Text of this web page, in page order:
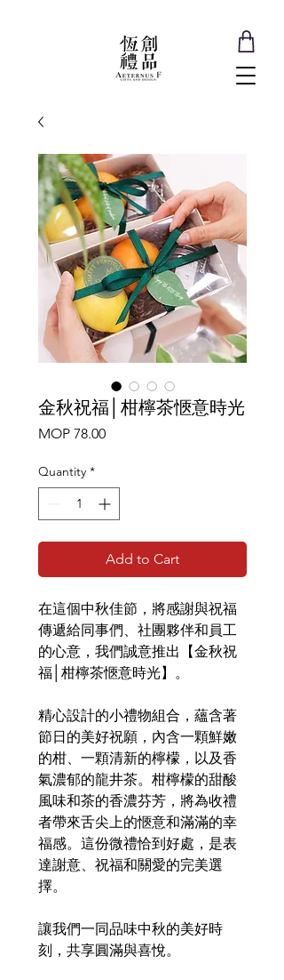
金秋祝福│柑檸茶愜意時光
MOP 78.00Price
Quantity *
Add to Cart
在這個中秋佳節，將感謝與祝福
傳遞給同事們、社團夥伴和員工
的心意，我們誠意推出【金秋祝
福│柑檸茶愜意時光】。
精心設計的小禮物組合，蘊含著
節日的美好祝願，內含一顆鮮嫩
的柑、一顆清新的檸檬，以及香
氣濃郁的龍井茶。柑檸檬的甜酸
風味和茶的香濃芬芳，將為收禮
者帶來舌尖上的愜意和滿滿的幸
福感。這份微禮恰到好處，是表
達謝意、祝福和關愛的完美選
擇。
讓我們一同品味中秋的美好時
刻，共享圓滿與喜悅。